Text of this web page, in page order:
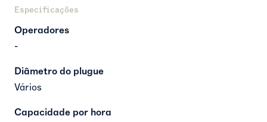
Especificações
Operadores
-
Diâmetro do plugue
Vários
Capacidade por hora